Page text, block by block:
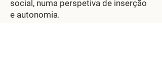
social, numa perspetiva de inserção
e autonomia.